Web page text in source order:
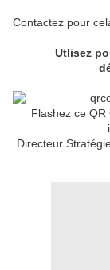
Contactez pour
Utlisez
Flashez ce
Directeur